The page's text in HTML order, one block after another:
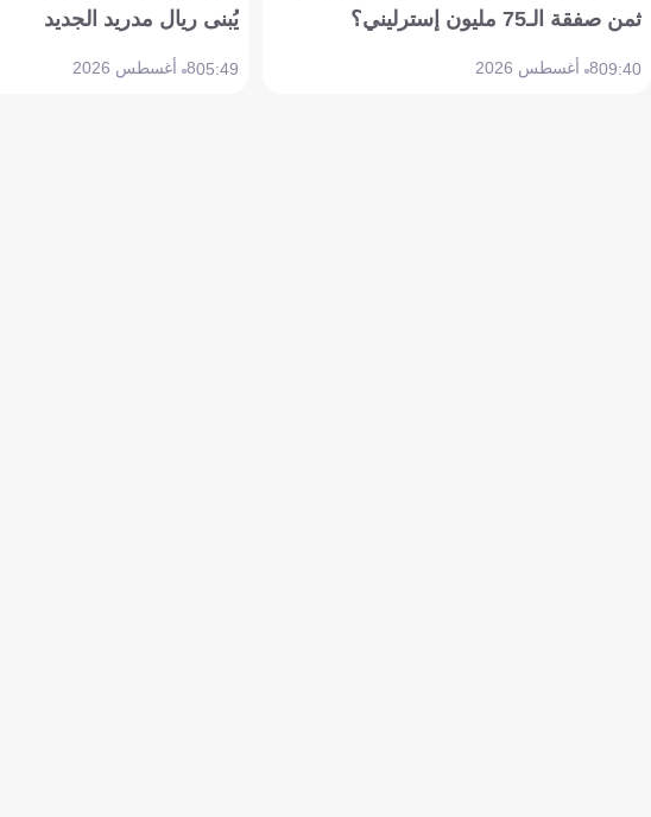
ثمن صفقة الـ75 مليون إسترليني؟
09:408 أغسطس 2026
يُبنى ريال مدريد الجديد
05:498 أغسطس 2026